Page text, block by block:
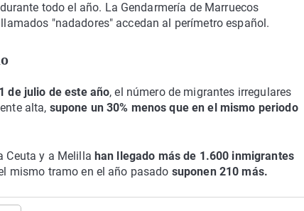
todo el año. La Gendarmería de Marruecos
"nadadores" accedan al perímetro español.
de julio de este año, el número de migrantes irregulares
alta, supone un 30% menos que en el mismo periodo
Ceuta y a Melilla han llegado más de 1.600 inmigrantes
mismo tramo en el año pasado suponen 210 más.